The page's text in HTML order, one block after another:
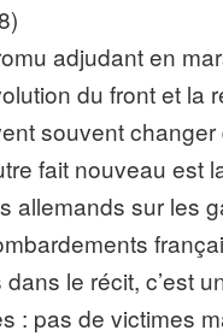
adjudant en
du front et
souvent
fait nouveau est
allemands sur les
le récit, c’est
: pas de victimes